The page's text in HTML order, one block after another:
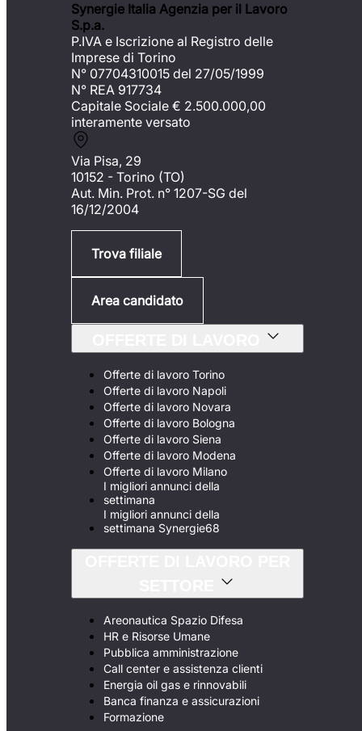
Synergie Italia Agenzia per il Lavoro
S.p.a.
P.IVA e Iscrizione al Registro delle
Imprese di Torino
N° 07704310015 del 27/05/1999
N° REA 917734
Capitale Sociale € 2.500.000,00
interamente versato
Via Pisa, 29
10152 - Torino (TO)
Aut. Min. Prot. n° 1207-SG del
16/12/2004
Trova filiale
Area candidato
Offerte di lavoro Torino
Offerte di lavoro Napoli
Offerte di lavoro Novara
Offerte di lavoro Bologna
Offerte di lavoro Siena
Offerte di lavoro Modena
Offerte di lavoro Milano
I migliori annunci della
settimana
I migliori annunci della
settimana Synergie68
Areonautica Spazio Difesa
HR e Risorse Umane
Pubblica amministrazione
Call center e assistenza clienti
Energia oil gas e rinnovabili
Banca finanza e assicurazioni
Formazione